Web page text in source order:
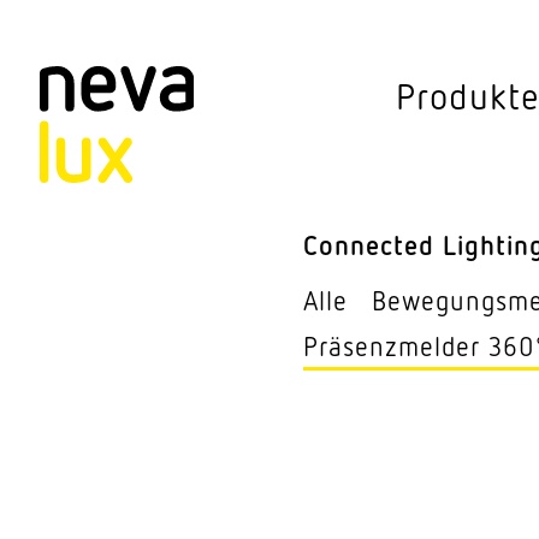
Produkte
Connected
Alle
Präsenz­melder